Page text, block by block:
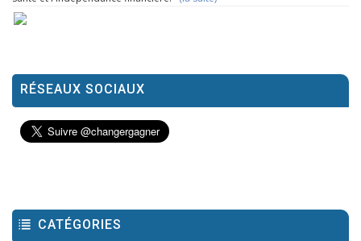
RÉSEAUX SOCIAUX
CATÉGORIES